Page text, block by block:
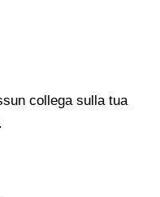
collega sulla tua